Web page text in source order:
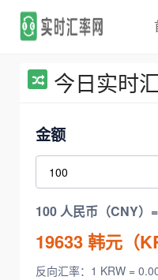
今日实时
金额
100 人民币（CNY）=
19633韩元（
反向汇率：1 KRW =